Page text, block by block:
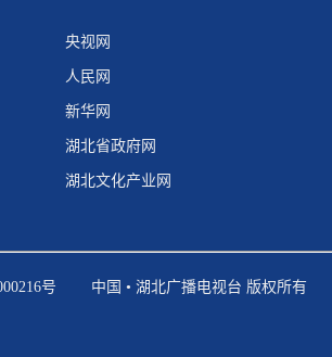
央视网
人民网
新华网
湖北省政府网
湖北文化产业网
号 中国 • 湖北广播电视台 版权所有